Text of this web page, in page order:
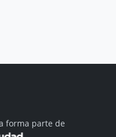
forma parte de